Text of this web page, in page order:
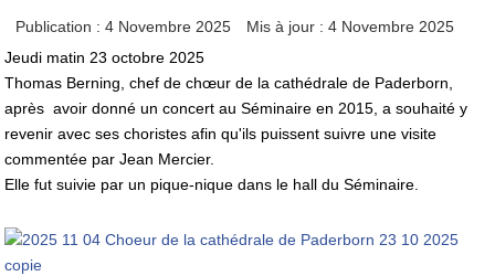
Publication : 4 Novembre 2025
Mis à jour : 4 Novembre 2025
Jeudi matin 23 octobre 2025
Thomas Berning, chef de chœur de la cathédrale de Paderborn,
après avoir donné un concert au Séminaire en 2015, a souhaité y
revenir avec ses choristes afin qu'ils puissent suivre une visite
commentée par Jean Mercier.
Elle fut suivie par un pique-nique dans le hall du Séminaire.